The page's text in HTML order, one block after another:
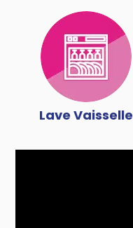
Lave Vaisselle